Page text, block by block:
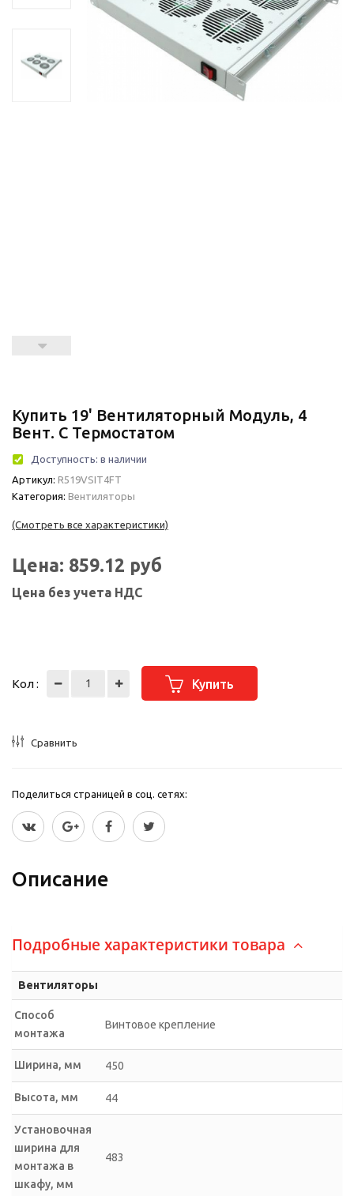
Купить 19' Вентиляторный Модуль, 4
Вент. С Термостатом
Доступность: в наличии
Артикул: R519VSIT4FT
Категория: Вентиляторы
(Смотреть все характеристики)
Цена: 859.12 руб
Цена без учета НДС
Кол : Купить
Сравнить
Поделиться страницей в соц. сетях:
Описание
Подробные характеристики товара
Вентиляторы
Способ
монтажа
Винтовое крепление
Ширина, мм 450
Высота, мм 44
Установочная
ширина для
монтажа в
шкафу, мм
483